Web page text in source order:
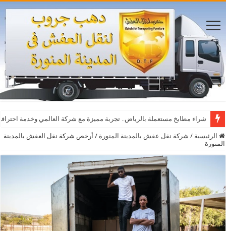
شراء مطابخ مستعملة بالرياض.. تجربة مميزة مع شركة العالمي وخدمة
الرئيسية / شركة نقل عفش بالمدينة المنورة / أرخص شركة نقل العفش بالمدينة
المنورة